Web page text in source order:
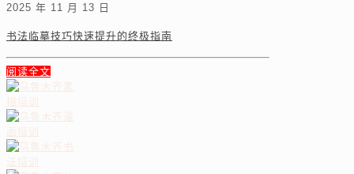
2025 年 11 月 13 日
书法临摹技巧快速提升的终极指南
阅读全文